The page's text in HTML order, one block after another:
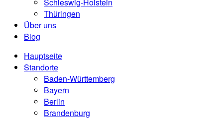
Thüringen
Über uns
Blog
Hauptseite
Standorte
Baden-Württemberg
Bayern
Berlin
Brandenburg